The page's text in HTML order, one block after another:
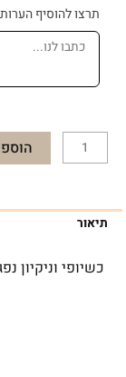
תרצו להוסיף
של
מייבש
אקרילי
תיאור
כשיופי וניקיון